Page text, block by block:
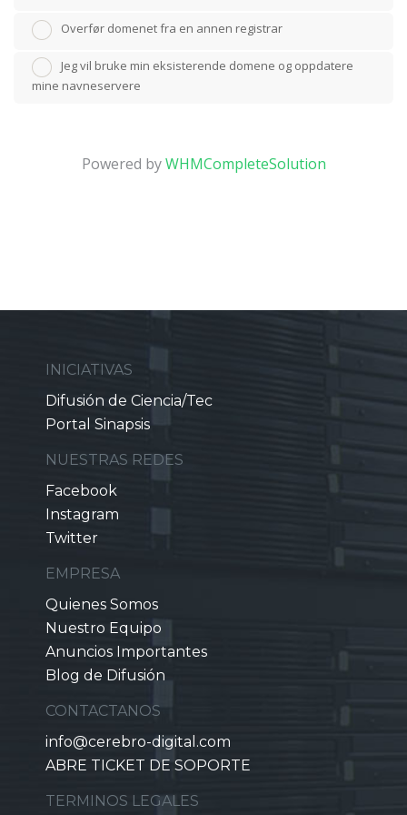
Overfør domenet fra en annen registrar
Jeg vil bruke min eksisterende domene og oppdatere
mine navneservere
Powered byWHMCompleteSolution
INICIATIVAS
Difusión de Ciencia/Tec
Portal Sinapsis
NUESTRAS REDES
Facebook
Instagram
Twitter
EMPRESA
Quienes Somos
Nuestro Equipo
Anuncios Importantes
Blog de Difusión
CONTACTANOS
info@cerebro-digital.com
ABRE TICKET DE SOPORTE
TERMINOS LEGALES